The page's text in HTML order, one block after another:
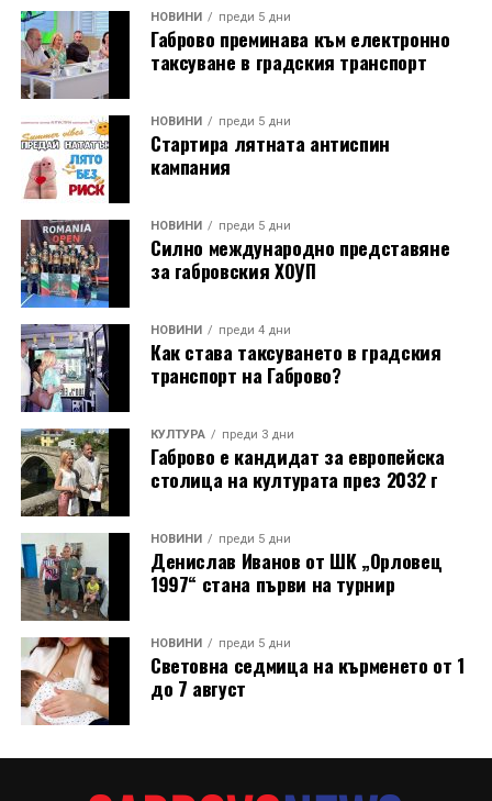
НОВИНИ преди 5 дни
Габрово преминава към електронно
таксуване в градския транспорт
НОВИНИ преди 5 дни
Стартира лятната антиспин
кампания
НОВИНИ преди 5 дни
Силно международно представяне
за габровския ХОУП
НОВИНИ преди 4 дни
Как става таксуването в градския
транспорт на Габрово?
КУЛТУРА преди 3 дни
Габрово е кандидат за европейска
столица на културата през 2032 г
НОВИНИ преди 5 дни
Денислав Иванов от ШК „Орловец
1997“ стана първи на турнир
НОВИНИ преди 5 дни
Световна седмица на кърменето от 1
до 7 август